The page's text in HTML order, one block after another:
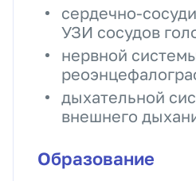
сердечно-
УЗИ сосудов
нервной
дыхательной
внешнего
Образование